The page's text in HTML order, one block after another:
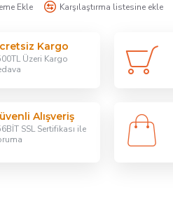
Ekle Karşılaştırma listesine ekle
Kargo
Üzeri Kargo
Alışveriş
SSL Sertifikası ile